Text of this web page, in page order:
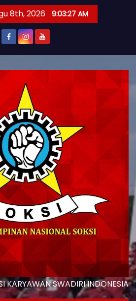
8th, 2026 9:03:28 AM
KARYAWAN SWADIRI INDONESIA